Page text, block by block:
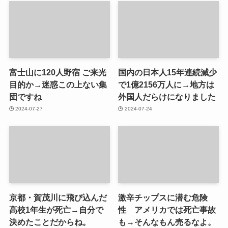
富士山に120人野宿 ご来光
目的か→迷惑この上ない集
団ですね
2024-07-27
国内の日本人15年連続減少
で1億2156万人に→地方は
外国人だらけになりました
2024-07-24
京都・賀茂川に飛び込んだ
高校1年生が死亡→自分で
決めたことだからね。
激辛チップスに潜む危険
性 アメリカでは死亡事故
も→そんなもん売るなよ。